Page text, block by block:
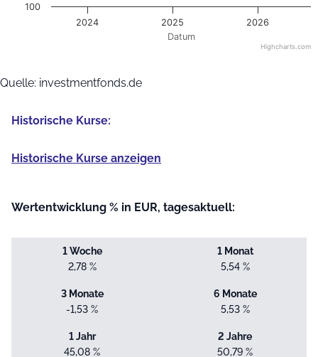
Datum
2024 2025 2026
100
Highcharts.com
Quelle: investmentfonds.de
Historische Kurse:
Historische Kurse anzeigen
Wertentwicklung % in EUR, tagesaktuell:
1 Woche
2,78 %
1 Monat
5,54 %
3 Monate
-1,53 %
6 Monate
5,53 %
1 Jahr
45,08 %
2 Jahre
50,79 %